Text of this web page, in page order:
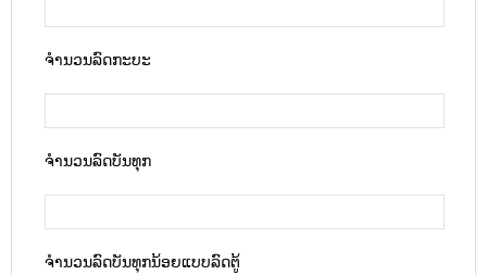
ຈຳນວນລົດກະບະ
ຈຳນວນລົດບັນທຸກ
ຈຳນວນລົດບັນທຸກນ້ອຍແບບລົດຕູ້